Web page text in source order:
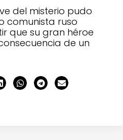
del misterio pudo
comunista ruso
que su gran héroe
de un